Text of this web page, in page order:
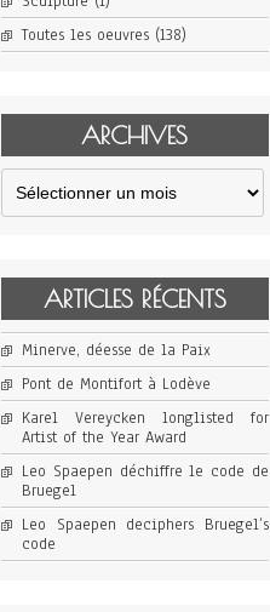
Toutes les oeuvres(138)
ARCHIVES
Archives
ARTICLES RÉCENTS
Minerve, déesse de la Paix
Pont de Montifort à Lodève
Karel Vereycken longlisted for
Artist of the Year Award
Leo Spaepen déchiffre le code de
Bruegel
Leo Spaepen deciphers Bruegel’s
code